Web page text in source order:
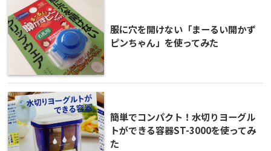
服に穴を開けない「まーるい開かず
ピンちゃん」を使ってみた
簡単でコンパクト！水切りヨーグル
トができる容器ST-3000を使ってみ
た